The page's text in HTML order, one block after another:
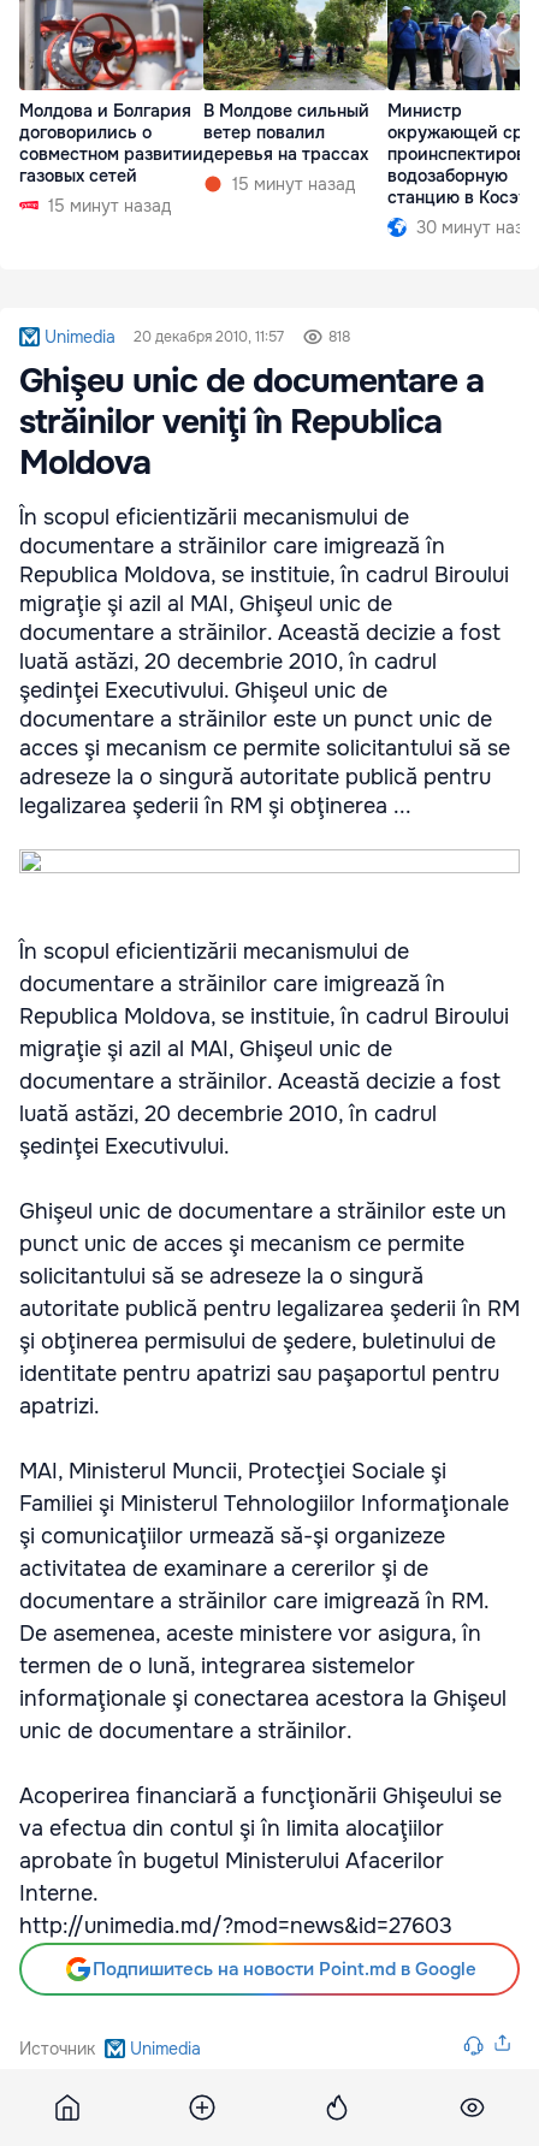
Молдова и Болгария
договорились о
совместном развитии
газовых сетей
15 минут назад
В Молдове сильный
ветер повалил
деревья на трассах
15 минут назад
Министр
окружающей
водозаборную
станцию в
30 минут
Unimedia 20 декабря 2010, 11:57 818
Ghişeu unic de documentare a
străinilor veniţi în Republica
Moldova
În scopul eficientizării mecanismului de
documentare a străinilor care imigrează în
Republica Moldova, se instituie, în cadrul Biroului
migraţie şi azil al MAI, Ghişeul unic de
documentare a străinilor. Această decizie a fost
luată astăzi, 20 decembrie 2010, în cadrul
şedinţei Executivului. Ghişeul unic de
documentare a străinilor este un punct unic de
acces şi mecanism ce permite solicitantului să se
adreseze la o singură autoritate publică pentru
legalizarea şederii în RM şi obţinerea ...
În scopul eficientizării mecanismului de
documentare a străinilor care imigrează în
Republica Moldova, se instituie, în cadrul Biroului
migraţie şi azil al MAI, Ghişeul unic de
documentare a străinilor. Această decizie a fost
luată astăzi, 20 decembrie 2010, în cadrul
şedinţei Executivului.
Ghişeul unic de documentare a străinilor este un
punct unic de acces şi mecanism ce permite
solicitantului să se adreseze la o singură
autoritate publică pentru legalizarea şederii în RM
şi obţinerea permisului de şedere, buletinului de
identitate pentru apatrizi sau paşaportul pentru
apatrizi.
MAI, Ministerul Muncii, Protecţiei Sociale şi
Familiei şi Ministerul Tehnologiilor Informaţionale
şi comunicaţiilor urmează să-şi organizeze
activitatea de examinare a cererilor şi de
documentare a străinilor care imigrează în RM.
De asemenea, aceste ministere vor asigura, în
termen de o lună, integrarea sistemelor
informaţionale şi conectarea acestora la Ghişeul
unic de documentare a străinilor.
Acoperirea financiară a funcţionării Ghişeului se
va efectua din contul şi în limita alocaţiilor
aprobate în bugetul Ministerului Afacerilor
Interne.
http://unimedia.md/?mod=news&id=27603
Подпишитесь на новости Point.md в Google
Источник Unimedia